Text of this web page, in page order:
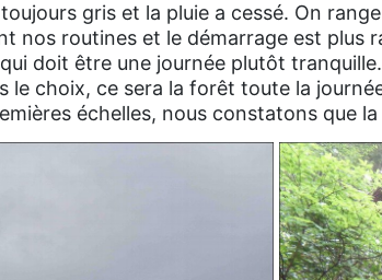
gris et la pluie a cessé. On
nos routines et le démarrage est plus
doit être une journée plutôt
le choix, ce sera la forêt toute la
échelles, nous constatons que